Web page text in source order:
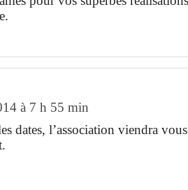
à 7 h 55 min
dates, l’association viendra